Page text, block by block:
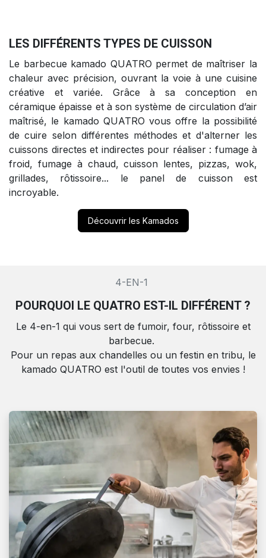
LES DIFFÉRENTS TYPES DE CUISSON
Le barbecue kamado QUATRO permet de maîtriser la
chaleur avec précision, ouvrant la voie à une cuisine
créative et variée. Grâce à sa conception en
céramique épaisse et à son système de circulation d’air
maîtrisé, le kamado QUATRO vous offre la possibilité
de cuire selon différentes méthodes et d'alterner les
cuissons directes et indirectes pour réaliser : fumage à
froid, fumage à chaud, cuisson lentes, pizzas, wok,
grillades, rôtissoire... le panel de cuisson est
incroyable.
Découvrir les Kamados
4-EN-1
POURQUOI LE QUATRO EST-IL DIFFÉRENT ?
Le 4-en-1 qui vous sert de fumoir, four, rôtissoire et
barbecue.
Pour un repas aux chandelles ou un festin en tribu, le
kamado QUATRO est l'outil de toutes vos envies !